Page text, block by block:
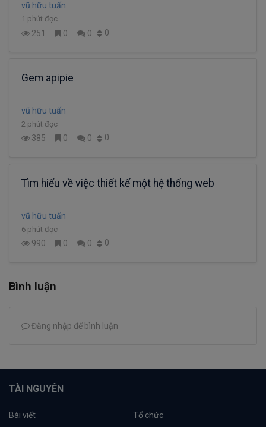
vũ hữu tuấn
1 phút đọc
251 0 0 0
Gem apipie
vũ hữu tuấn
2 phút đọc
385 0 0 0
Tìm hiểu về việc thiết kế một hệ thống web
vũ hữu tuấn
6 phút đọc
990 0 0 0
Bình luận
Đăng nhập để bình luận
TÀI NGUYÊN
Bài viết Tổ chức